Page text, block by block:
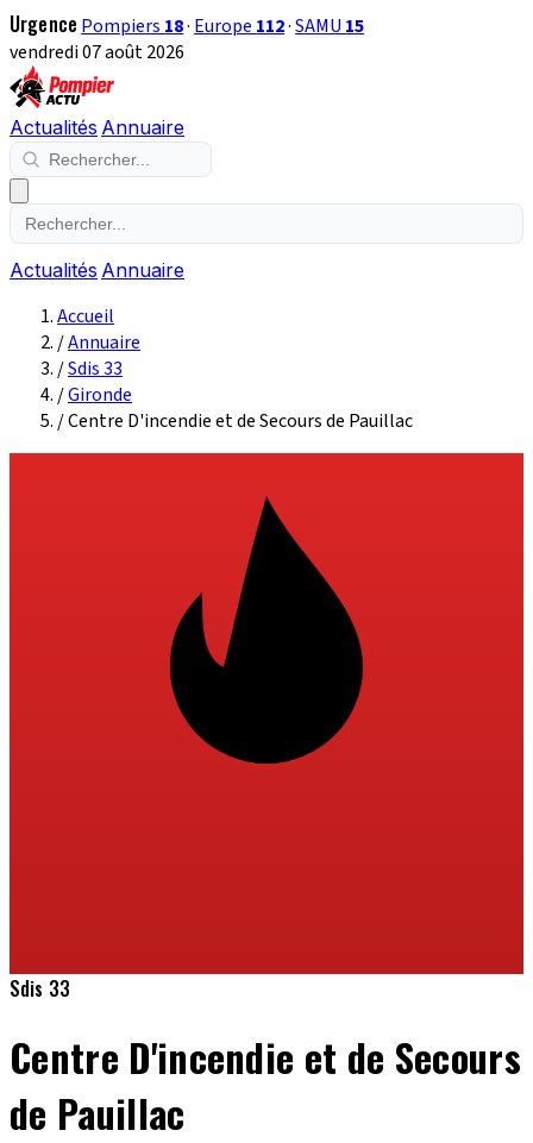
Urgence Pompiers 18· Europe 112·SAMU 15
vendredi 07 août 2026
Actualités Annuaire
Actualités Annuaire
Accueil
/Annuaire
/Sdis 33
/Gironde
/Centre D'incendie et de Secours de Pauillac
Sdis 33
Centre D'incendie et de Secours
de Pauillac